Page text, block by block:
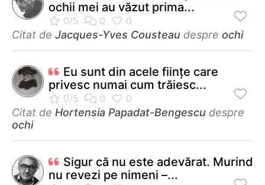
ochii mei au văzut prima...
Citat de Jacques-Yves Cousteau despre ochi
Eu sunt din acele fiinţe care
privesc numai cum trăiesc...
Citat de Hortensia Papadat-Bengescu despre
ochi
Sigur că nu este adevărat. Murind
nu revezi pe nimeni –...